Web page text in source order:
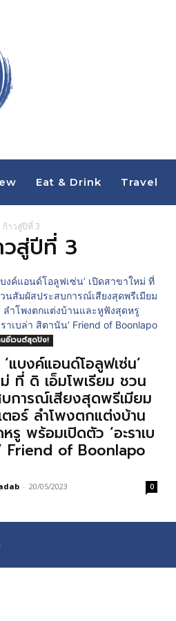
Eat & Drink Travel
ก้าวสู่ปีที่ 3
วสู่ปีที่ 3
อีเวนต์สุดปัง!
แบงค์แอนด์โอลูฟเซ่น’
ม่ ที่ ดิ เอ็มโพเรียม ชวน
การณ์เสียงสุดพรีเมียม
ตอร์ ลำโพงตกแต่งบ้าน
รู พร้อมเปิดตัว ‘อะราเบ
Friend of Boonlapo
- 20/05/2023 0